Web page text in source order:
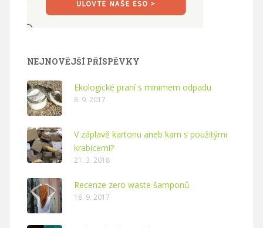
NEJNOVĚJŠÍ PŘÍSPĚVKY
Ekologické praní s minimem odpadu
8. 9. 2017
V záplavě kartonu aneb kam s použitými
krabicemi?
21. 3. 2018
Recenze zero waste šamponů
18. 9. 2017